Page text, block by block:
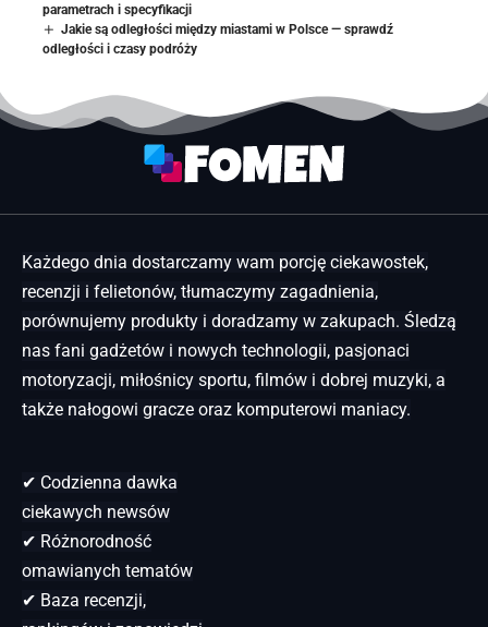
parametrach i specyfikacji
Jakie są odległości między miastami w Polsce — sprawdź
odległości i czasy podróży
Każdego dnia dostarczamy wam porcję ciekawostek,
recenzji i felietonów, tłumaczymy zagadnienia,
porównujemy produkty i doradzamy w zakupach. Śledzą
nas fani gadżetów i nowych technologii, pasjonaci
motoryzacji, miłośnicy sportu, filmów i dobrej muzyki, a
także nałogowi gracze oraz komputerowi maniacy.
✔ Codzienna dawka
ciekawych newsów
✔ Różnorodność
omawianych tematów
✔ Baza recenzji,